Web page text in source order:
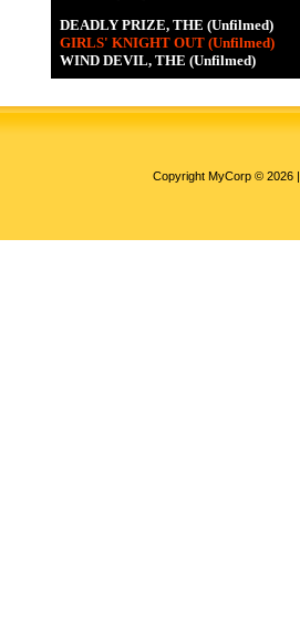
DEADLY PRIZE, THE (Unfilmed)
GIRLS' KNIGHT OUT (Unfilmed)
WIND DEVIL, THE (Unfilmed)
Copyright MyCorp © 2026|